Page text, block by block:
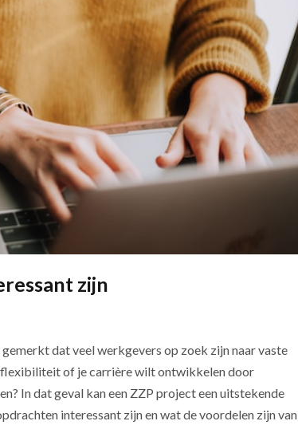
zijn
dat veel werkgevers op zoek zijn naar vaste
flexibiliteit of je carrière wilt ontwikkelen door
In dat geval kan een ZZP project een uitstekende
interessant zijn en wat de voordelen zijn van